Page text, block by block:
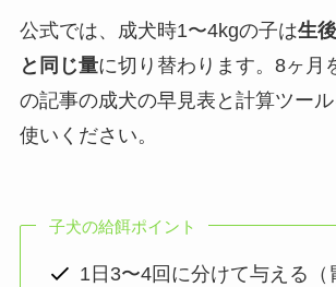
公式では、成犬時1〜4kgの子は生
と同じ量に切り替わります。8ヶ月
の記事の成犬の早見表と計算ツー
使いください。
子犬の給餌ポイント
1日3〜4回に分けて与える（